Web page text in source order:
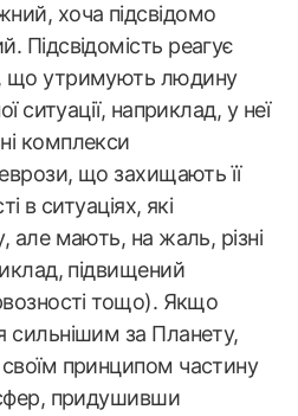
хоча підсвідомо
Підсвідомість реагує
що утримують людину
ситуації, наприклад, у неї
комплекси
що захищають її
в ситуаціях, які
але мають, на жаль, різні
підвищений
тощо). Якщо
сильнішим за Планету,
принципом частину
придушивши